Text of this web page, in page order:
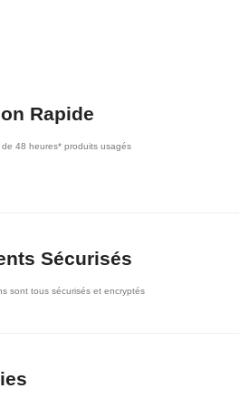
Rapide
48 heures* produits usagés
Sécurisés
sont tous sécurisés et encryptés